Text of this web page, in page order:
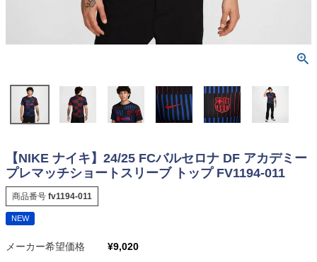
【NIKE ナイキ】24/25 FCバルセロナ DF アカデミー
プレマッチショートスリーブ トップ FV1194-011
商品番号 fv1194-011
NEW
メーカー希望価格 ¥9,020